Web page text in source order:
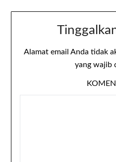
Alamat email Anda tidak
yang wajib